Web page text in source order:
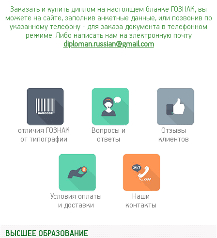
Заказать и купить диплом на настоящем бланке ГОЗНАК, вы
можете на сайте, заполнив анкетные данные, или позвонив по
указанному телефону - для заказа документа в телефонном
режиме. Либо написать нам на электронную почту
diploman.russian@gmail.com
отличия ГОЗНАК
от типографии
Вопросы и
ответы
Отзывы
клиентов
Условия оплаты
и доставки
Наши
контакты
ВЫСШЕЕ ОБРАЗОВАНИЕ